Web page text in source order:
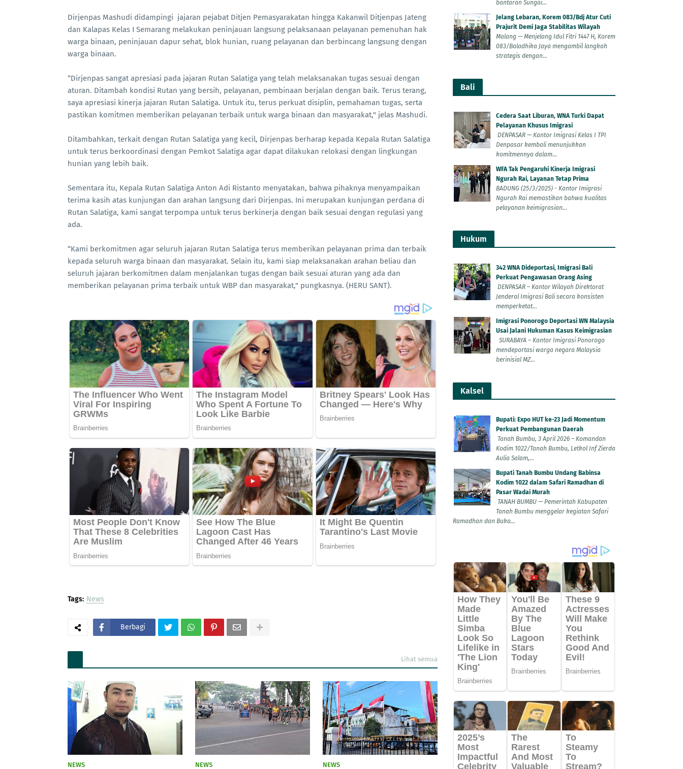
Dirjenpas Mashudi didampingi jajaran pejabat Ditjen Pemasyarakatan hingga Kakanwil Ditjenpas Jateng
dan Kalapas Kelas I Semarang melakukan peninjauan langsung pelaksanaan pelayanan pemenuhan hak
warga binaan, peninjauan dapur sehat, blok hunian, ruang pelayanan dan berbincang langsung dengan
warga binaan.
“Dirjenpas sangat apresiasi pada jajaran Rutan Salatiga yang telah melaksanakan tugas sesuai dengan
aturan. Ditambah kondisi Rutan yang bersih, pelayanan, pembinaan berjalan dengan baik. Terus terang,
saya apresiasi kinerja jajaran Rutan Salatiga. Untuk itu, terus perkuat disiplin, pemahaman tugas, serta
pastikan komitmen memberikan pelayanan terbaik untuk warga binaan dan masyarakat," jelas Mashudi.
Ditambahkan, terkait dengan Rutan Salatiga yang kecil, Dirjenpas berharap kepada Kepala Rutan Salatiga
untuk terus berkoordinasi dengan Pemkot Salatiga agar dapat dilakukan relokasi dengan lingkungan
hunian yang lebih baik.
Sementara itu, Kepala Rutan Salatiga Anton Adi Ristanto menyatakan, bahwa pihaknya menyampaikan
terima kasih atas kunjungan dan arahan langsung dari Dirjenpas. Ini merupakan kunjungan perdana di
Rutan Salatiga, kami sangat terpompa untuk terus berkinerja dengan baik sesuai dengan regulasi yang
ada.
“Kami berkomitmen agar seluruh jajaran Rutan Salatiga terus memberikan pelayanan prima dan terbaik
kepada seluruh warga binaan dan masyarakat. Selain itu, kami siap melaksanakan arahan beliau dan
seluruh jajaran berkomitmen dalam menjalankan tugas dengan baik sesuai aturan yang ada dan
memberikan pelayanan prima terbaik untuk WBP dan masyarakat," pungkasnya. (HERU SANT).
Tags: News
Berbagi
Lihat semua
NEWS NEWS NEWS
bantaran Sungai...
Jelang Lebaran, Korem 083/Bdj Atur Cuti
Prajurit Demi Jaga Stabilitas Wilayah
Malang — Menjelang Idul Fitri 1447 H, Korem
083/Baladhika Jaya mengambil langkah
strategis dengan...
Bali
Cedera Saat Liburan, WNA Turki Dapat
Pelayanan Khusus Imigrasi
DENPASAR — Kantor Imigrasi Kelas I TPI
Denpasar kembali menunjukkan
komitmennya dalam...
WFA Tak Pengaruhi Kinerja Imigrasi
Ngurah Rai, Layanan Tetap Prima
BADUNG (25/3/2025) - Kantor Imigrasi
Ngurah Rai memastikan bahwa kualitas
pelayanan keimigrasian...
Hukum
342 WNA Dideportasi, Imigrasi Bali
Perkuat Pengawasan Orang Asing
DENPASAR – Kantor Wilayah Direktorat
Jenderal Imigrasi Bali secara konsisten
memperketat...
Imigrasi Ponorogo Deportasi WN Malaysia
Usai Jalani Hukuman Kasus Keimigrasian
SURABAYA – Kantor Imigrasi Ponorogo
mendeportasi warga negara Malaysia
berinisial MZ...
Kalsel
Bupati: Expo HUT ke-23 Jadi Momentum
Perkuat Pembangunan Daerah
Tanah Bumbu, 3 April 2026 – Komandan
Kodim 1022/Tanah Bumbu, Letkol Inf Zierda
Aulia Salam,...
Bupati Tanah Bumbu Undang Babinsa
Kodim 1022 dalam Safari Ramadhan di
Pasar Wadai Murah
TANAH BUMBU — Pemerintah Kabupaten
Tanah Bumbu menggelar kegiatan Safari
Ramadhan dan Buka...